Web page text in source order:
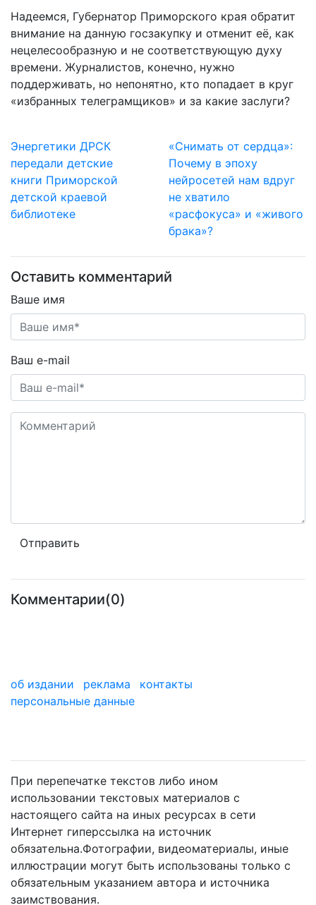
Надеемся, Губернатор Приморского края обратит
внимание на данную госзакупку и отменит её, как
нецелесообразную и не соответствующую духу
времени. Журналистов, конечно, нужно
поддерживать, но непонятно, кто попадает в круг
«избранных телеграмщиков» и за какие заслуги?
Энергетики ДРСК
передали детские
книги Приморской
детской краевой
библиотеке
«Снимать от сердца»:
Почему в эпоху
нейросетей нам вдруг
не хватило
«расфокуса» и «живого
брака»?
Оставить комментарий
Ваше имя
Ваш e-mail
Комментарии(0)
об издании реклама
контакты
персональные данные
При перепечатке текстов либо ином
использовании текстовых материалов с
настоящего сайта на иных ресурсах в сети
Интернет гиперссылка на источник
обязательна.Фотографии, видеоматериалы, иные
иллюстрации могут быть использованы только с
обязательным указанием автора и источника
заимствования.